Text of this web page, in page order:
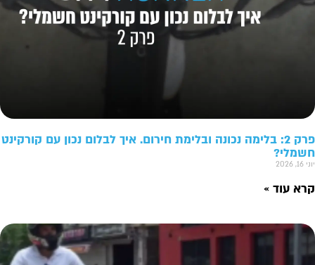
פרק 2: בלימה נכונה ובלימת חירום. איך לבלום נכון עם קורקינט
חשמלי?
יוני 16, 2026
קרא עוד »